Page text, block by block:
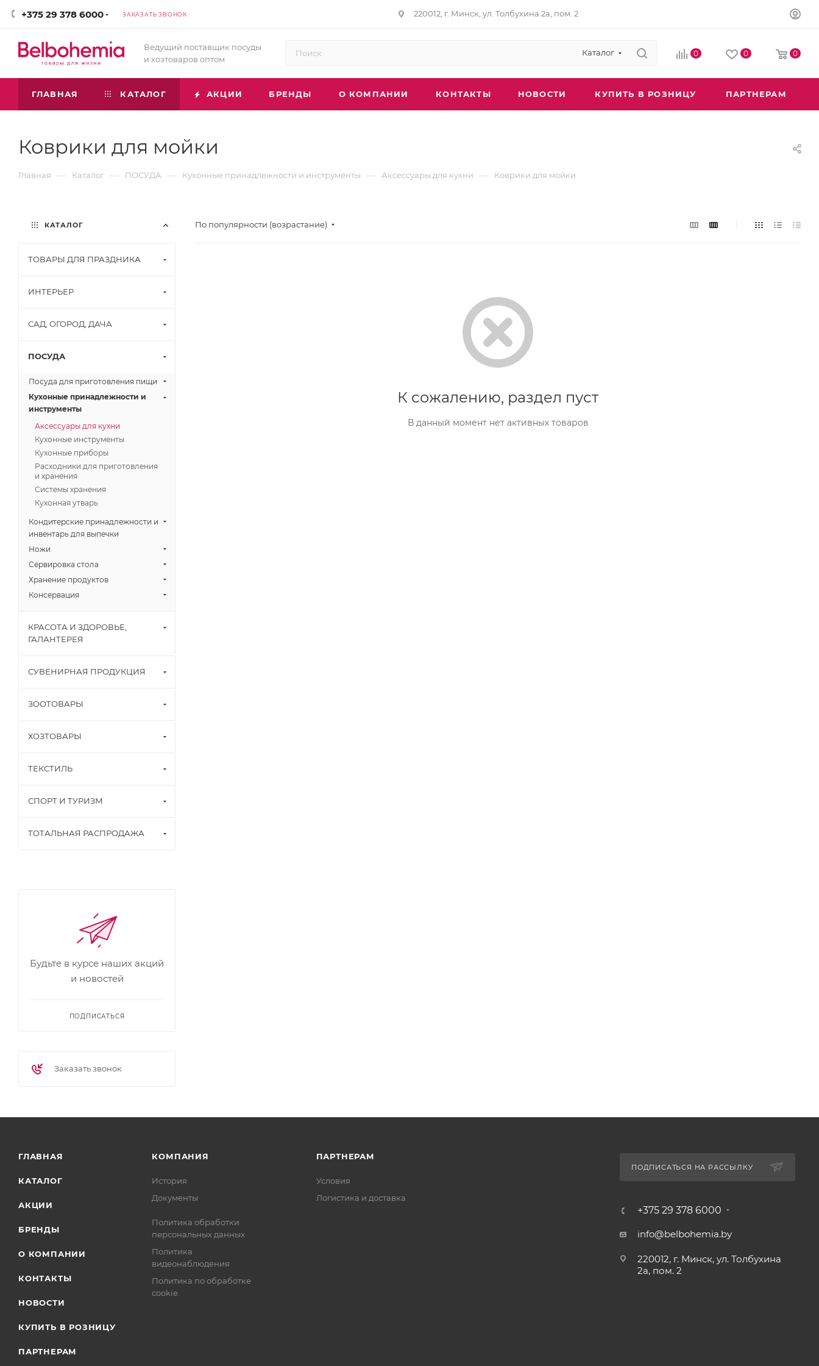
+375 29 378 6000 ЗАКАЗАТЬ ЗВОНОК 220012, г. Минск, ул. Толбухина 2а, пом. 2
Ведущий поставщик посуды
и хозтоваров оптом
Каталог 0 0 0
ГЛАВНАЯ КАТАЛОГ АКЦИИ БРЕНДЫ О КОМПАНИИ КОНТАКТЫ НОВОСТИ КУПИТЬ В РОЗНИЦУ ПАРТНЕРАМ
Коврики для мойки
Главная — Каталог — ПОСУДА — Кухонные принадлежности и инструменты — Аксессуары для кухни — Коврики для мойки
По популярности (возрастание)
К сожалению, раздел пуст
В данный момент нет активных товаров
КАТАЛОГ
ТОВАРЫ ДЛЯ ПРАЗДНИКА
ИНТЕРЬЕР
САД, ОГОРОД, ДАЧА
ПОСУДА
Посуда для приготовления пищи
Кухонные принадлежности и
инструменты
Аксессуары для кухни
Кухонные инструменты
Кухонные приборы
Расходники для приготовления
и хранения
Системы хранения
Кухонная утварь
Кондитерские принадлежности и
инвентарь для выпечки
Ножи
Сервировка стола
Хранение продуктов
Консервация
КРАСОТА И ЗДОРОВЬЕ,
ГАЛАНТЕРЕЯ
СУВЕНИРНАЯ ПРОДУКЦИЯ
ЗООТОВАРЫ
ХОЗТОВАРЫ
ТЕКСТИЛЬ
СПОРТ И ТУРИЗМ
ТОТАЛЬНАЯ РАСПРОДАЖА
Будьте в курсе наших акций
и новостей
ПОДПИСАТЬСЯ
Заказать звонок
ГЛАВНАЯ
КАТАЛОГ
АКЦИИ
БРЕНДЫ
О КОМПАНИИ
КОНТАКТЫ
НОВОСТИ
КУПИТЬ В РОЗНИЦУ
ПАРТНЕРАМ
КОМПАНИЯ
История
Документы
Политика обработки
персональных данных
Политика
видеонаблюдения
Политика по обработке
cookie
ПАРТНЕРАМ
Условия
Логистика и доставка
ПОДПИСАТЬСЯ НА РАССЫЛКУ
+375 29 378 6000
info@belbohemia.by
220012, г. Минск, ул. Толбухина
2а, пом. 2